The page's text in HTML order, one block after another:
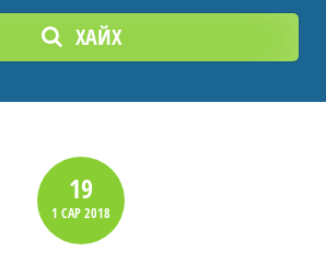
ХАЙХ
19
1 САР2018